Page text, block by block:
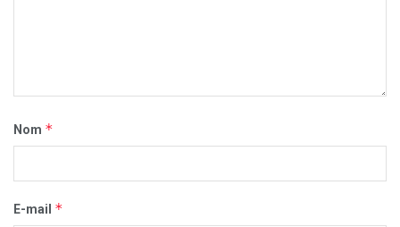
Nom *
E-mail *